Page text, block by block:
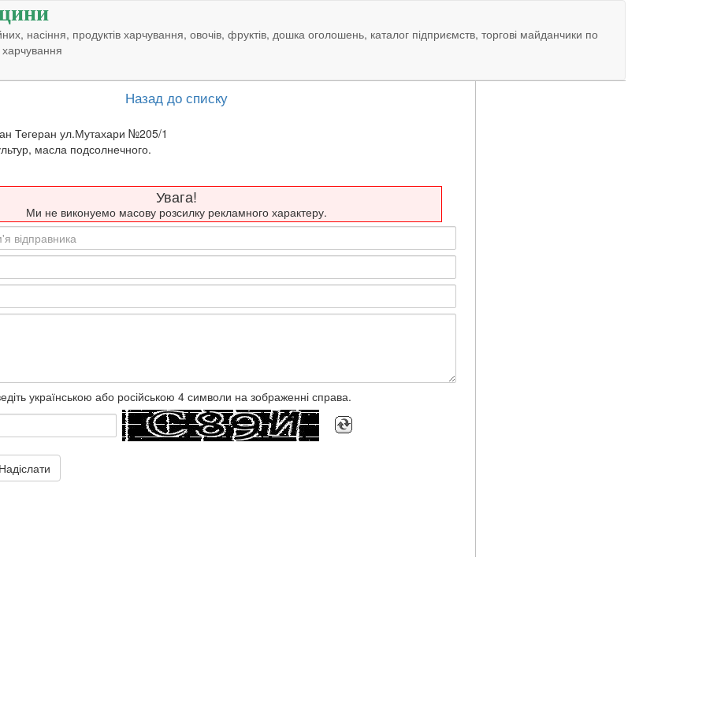
насіння, продуктів харчування, овочів, фруктів, дошка оголошень, каталог підприємств, торгові майданчики по
Назад до списку
Тегеран ул.Мутахари №205/1
масла подсолнечного.
Увага!
Ми не виконуемо масову розсилку рекламного характеру.
українською або російською 4 символи на зображенні справа.